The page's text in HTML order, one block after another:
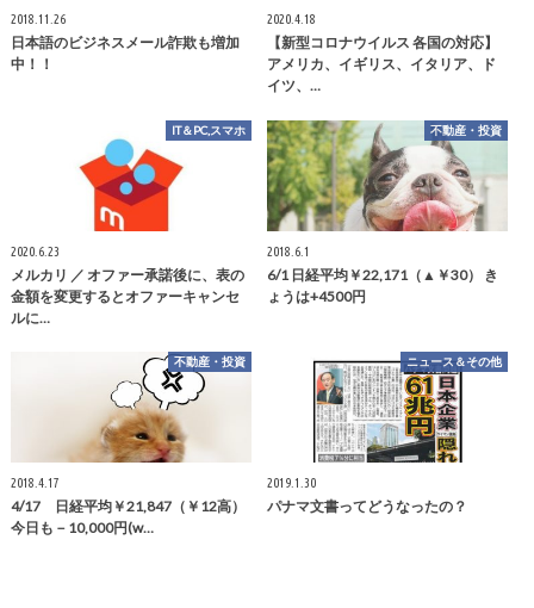
2018.11.26
日本語のビジネスメール詐欺も増加
中！！
2020.4.18
【新型コロナウイルス 各国の対応】
アメリカ、イギリス、イタリア、ド
イツ、…
IT＆PC,スマホ
2020.6.23
メルカリ ／ オファー承諾後に、表の
金額を変更するとオファーキャンセ
ルに…
不動産・投資
2018.6.1
6/1 日経平均￥22,171（▲￥30） き
ょうは+4500円
不動産・投資
2018.4.17
4/17 日経平均￥21,847（￥12高）
今日も－10,000円(w…
ニュース＆その他
2019.1.30
パナマ文書ってどうなったの？